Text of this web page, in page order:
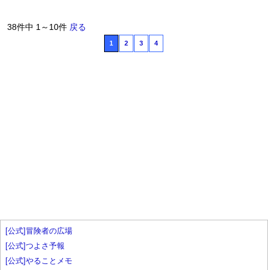
38件中 1～10件 戻る
1 2 3 4
[公式]冒険者の広場
[公式]つよさ予報
[公式]やることメモ